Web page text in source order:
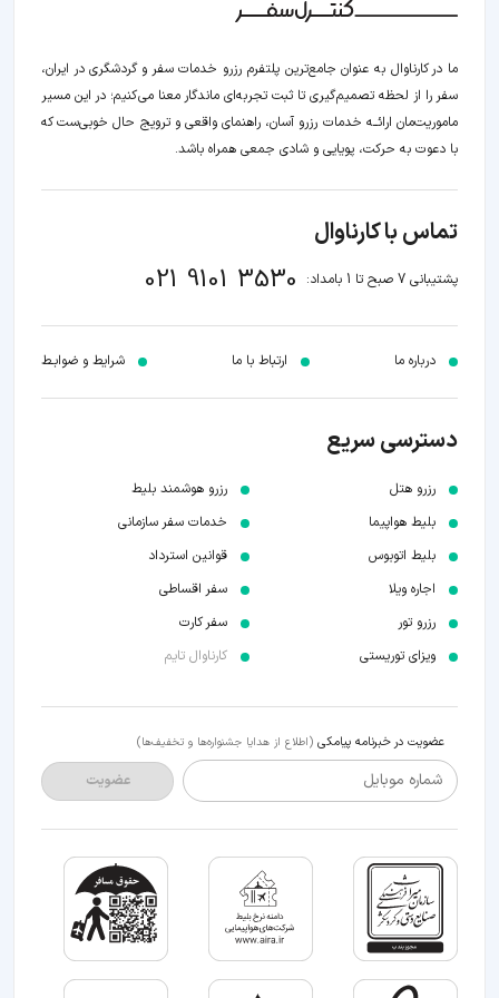
ما در کارناوال به عنوان جامع‌ترین پلتفرم رزرو خدمات سفر و گردشگری در ایران،
سفر را از لحظه‌ تصمیم‌گیری تا ثبت تجربه‌ای ماندگار معنا می‌کنیم؛ در این مسیر‍
ماموریت‌مان اراﺋــﻪ خدمات رزرو آسان، راهنمای واقعی و ترویج حال خوبی‌ست که
با دعوت به حرکت، پویایی و شادی جمعی همراه باشد.
تماس با کارناوال
پشتیبانی 7 صبح تا 1 بامداد: 021 9101 3530
درباره ما ارتباط با ما شرایط و ضوابـط
دسترسی سریع
رزرو هتل
بلیط هواپیما
بلیط اتوبوس
اجاره ویلا
رزرو تور
ویزای توریستی
رزرو هوشمند بلیط
خدمات سفر سازمانی
قوانین استرداد
سفر اقساطی
سفر کارت
کارناوال تایم
عضویت در خبرنامه پیامکی (اطلاع از هدایا جشنواره‌ها و تخفیف‌ها)
شماره موبایل عضویت